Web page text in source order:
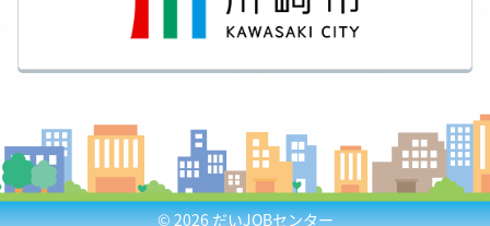
© 2026だいJOBセンター